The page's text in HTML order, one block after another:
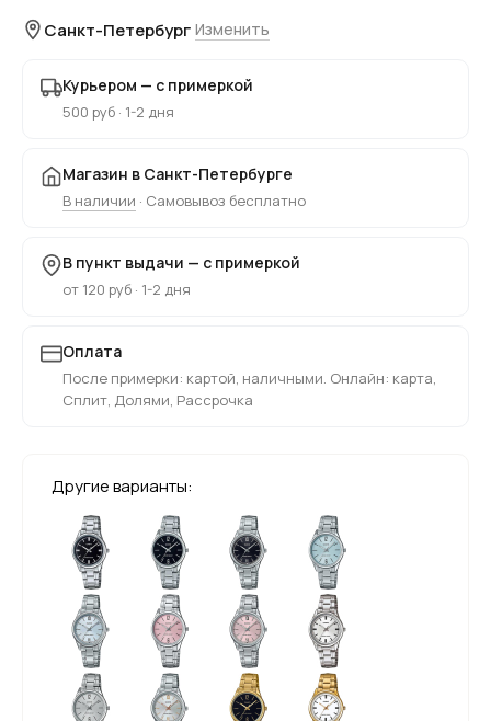
Санкт-Петербург Изменить
Курьером — с примеркой
500 руб · 1-2 дня
Магазин в Санкт-Петербурге
В наличии · Самовывоз бесплатно
В пункт выдачи — с примеркой
от 120 руб · 1-2 дня
Оплата
После примерки: картой, наличными. Онлайн: карта,
Сплит, Долями, Рассрочка
Другие варианты: